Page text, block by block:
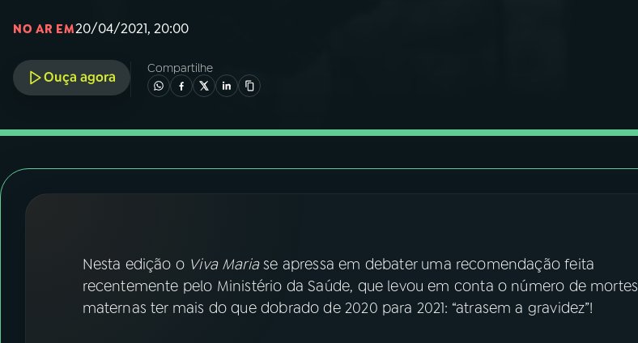
07ÚLTIMAS
FESTIVAL DE MÚSICA
ACOMPANHE A RÁDIO NACIONAL
NO AR EM20/04/2021, 20:00
Ouça agora
Compartilhe
Nesta edição o Viva Mariase apressa em debater uma recomendação feita
recentemente pelo Ministério da Saúde, que levou em conta o número de mortes
maternas ter mais do que dobrado de 2020 para 2021: “atrasem a gravidez”!